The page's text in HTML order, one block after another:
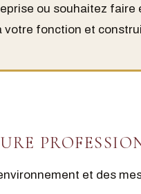
ou souhaitez
fonction et
et des